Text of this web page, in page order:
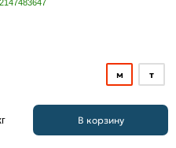
м т
В корзину